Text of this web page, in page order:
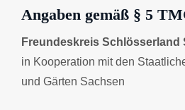
Angaben gemäß § 5
Freundeskreis Schlösserland
in Kooperation mit den
und Gärten Sachsen